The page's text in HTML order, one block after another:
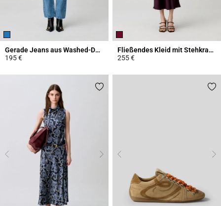
Gerade Jeans aus Washed-Denim
195 €
Fließendes Kleid mit Stehkragen
255 €